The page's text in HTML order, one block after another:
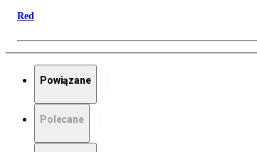
Red
Powiązane
Polecane